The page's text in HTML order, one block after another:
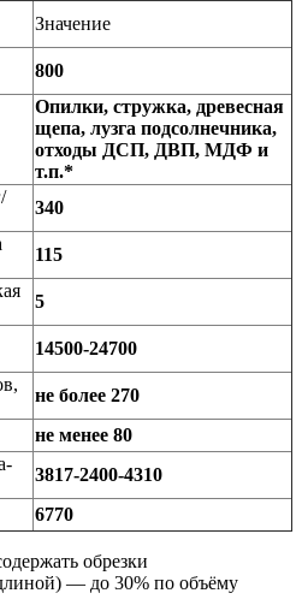
Значение
800
Опилки, стружка, древесная
щепа, лузга подсолнечника,
отходы ДСП, ДВП, МДФ и
т.п.*
340
115
5
14500-24700
не более 270
не менее 80
3817-2400-4310
6770
обрезки
— до 30% по объёму